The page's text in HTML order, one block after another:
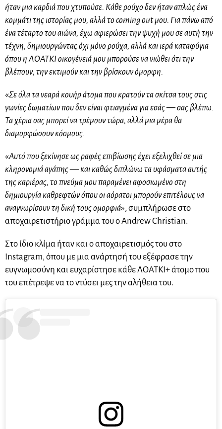
ήταν μια καρδιά που χτυπούσε. Κάθε ρούχο δεν ήταν απλώς ένα
κομμάτι της ιστορίας μου, αλλά το coming out μου. Για πάνω από
ένα τέταρτο του αιώνα, έχω αφιερώσει την ψυχή μου σε αυτή την
τέχνη, δημιουργώντας όχι μόνο ρούχα, αλλά και ιερά καταφύγια
όπου η ΛΟΑΤΚΙ οικογένειά μου μπορούσε να νιώθει ότι την
βλέπουν, την εκτιμούν και την βρίσκουν όμορφη.
«Σε όλα τα νεαρά κουήρ άτομα που κρατούν τα σκίτσα τους στις
γωνίες δωματίων που δεν είναι φτιαγμένα για εσάς — σας βλέπω.
Τα χέρια σας μπορεί να τρέμουν τώρα, αλλά μια μέρα θα
διαμορφώσουν κόσμους.
«Αυτό που ξεκίνησε ως ραφές επιβίωσης έχει εξελιχθεί σε μια
κληρονομιά αγάπης — και καθώς διπλώνω τα υφάσματα αυτής
της καριέρας, το πνεύμα μου παραμένει αφοσιωμένο στη
δημιουργία καθρεφτών όπου οι αόρατοι μπορούν επιτέλους να
αναγνωρίσουν τη δική τους ομορφιά», συμπλήρωσε στο
αποχαιρετιστήριο γράμμα του ο Andrew Christian.
Στο ίδιο κλίμα ήταν και ο αποχαιρετισμός του στο
Instagram, όπου με μια ανάρτησή του εξέφρασε την
ευγνωμοσύνη και ευχαρίστησε κάθε ΛΟΑΤΚΙ+ άτομο που
του επέτρεψε να το ντύσει μες την αλήθεια του.